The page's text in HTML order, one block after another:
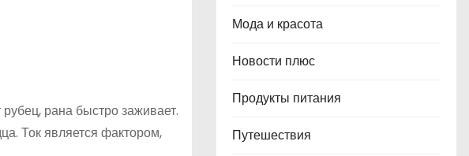
рана быстро заживает.
Ток является фактором,
Мода и красота
Новости плюс
Продукты питания
Путешествия